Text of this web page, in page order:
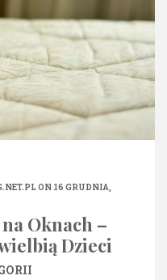
ON 16 GRUDNIA,
Oknach –
Dzieci